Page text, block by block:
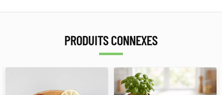
PRODUITS CONNEXES